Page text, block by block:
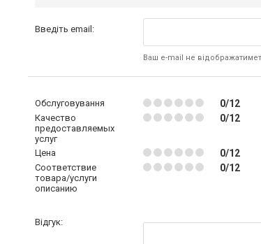
Введіть email:
Ваш e-mail не
Обслуговування 0/12
Качество
предоставляемых
услуг
0/12
Цена 0/12
Соответствие
товара/услуги
описанию
0/12
Відгук: